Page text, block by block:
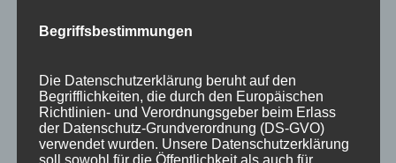
Begriffsbestimmungen
Die Datenschutzerklärung beruht auf den
Begrifflichkeiten, die durch den Europäischen
Richtlinien- und Verordnungsgeber beim Erlass
der Datenschutz-Grundverordnung (DS-GVO)
verwendet wurden. Unsere Datenschutzerklärung
soll sowohl für die Öffentlichkeit als auch für